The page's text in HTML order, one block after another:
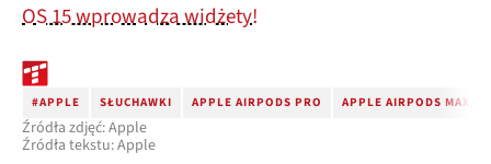
OS 15 wprowadza widżety!
#APPLE SŁUCHAWKI APPLE AIRPODS PRO APPLE AIRPODS MAX
Źródła zdjęć: Apple
Źródła tekstu: Apple